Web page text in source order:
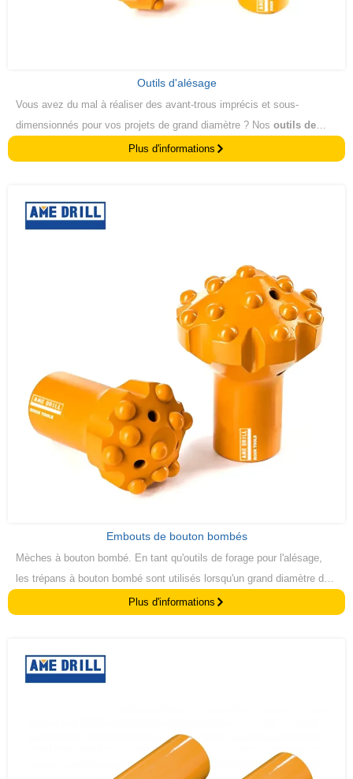
Outils d'alésage
Vous avez du mal à réaliser des avant-trous imprécis et sous-
dimensionnés pour vos projets de grand diamètre ? Nos outils de
sont conçus pour agrandir parfaitement les
alésages pré-percés, en fournissant le diamètre exact et la finition
garantit des installations parfaites pour toutes les applications
exigeantes.
Plus d'informations
Embouts de bouton bombés
Mèches à bouton bombé. En tant qu'outils de forage pour l'alésage,
les trépans à bouton bombé sont utilisés lorsqu'un grand diamètre doit
être alésé après qu'un trou pilote a été foré jusqu'à une certaine
profondeur.
Plus d'informations